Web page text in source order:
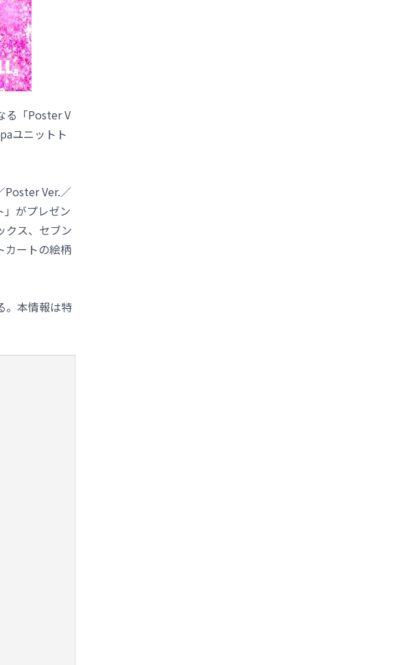
る「Poster V
ユニットト
Ver.／
」がプレゼン
クス、セブン
カートの絵柄
。本情報は特